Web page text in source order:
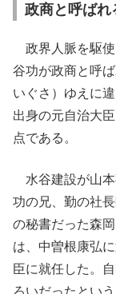
政商と呼ばれ
政界人脈を駆使
谷功が政商と呼
いぐさ）ゆえに
出身の元自治大
点である。
水谷建設が山本
功の兄、勤の社
の秘書だった森
は、中曽根康弘
臣に就任した。
ろいだったとい